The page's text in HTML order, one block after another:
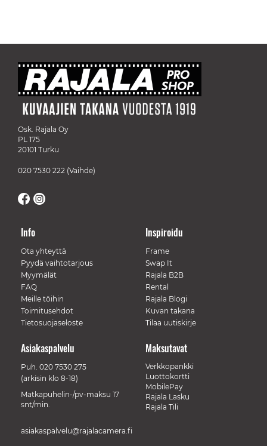
Osk. Rajala Oy
PL 175
20101 Turku
020 7530 222 (Vaihde)
Info
Ota yhteyttä
Pyydä vaihtotarjous
Myymälät
FAQ
Meille töihin
Toimitusehdot
Tietosuojaseloste
Inspiroidu
Frame
Swap It
Rajala B2B
Rental
Rajala Blogi
Kuvan takana
Tilaa uutiskirje
Maksutavat
Verkkopankki
Luottokortti
MobilePay
Rajala Lasku
Rajala Tili
Asiakaspalvelu
Puh. 020 7530 275
(arkisin klo 8-18)
Matkapuhelin-/pv-maksu 17
snt/min.
asiakaspalvelu@rajalacamera.fi